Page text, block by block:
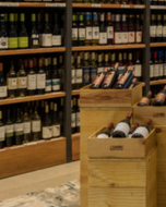
Itália
PRIMITIVO
LE PITRE
% Álcool: 14,5%